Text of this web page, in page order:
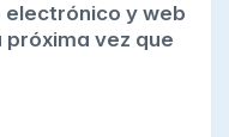
electrónico y web
vez que